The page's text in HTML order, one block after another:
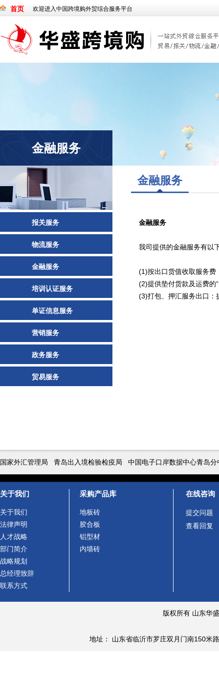
首页 欢迎进入中国跨境购外贸综合服务平台
金融服务
报关服务
物流服务
金融服务
培训认证服务
单证信息服务
营销服务
政务服务
贸易服务
金融服务
金融服务
我司提供的金融服务有以
(1)按出口货值收取服务费
(2)提供垫付货款及运费的
(3)打包、押汇服务出口：
国家外汇管理局 青岛出入境检验检疫局 中国电子口岸数据中心青岛分
关于我们
关于我们
法律声明
人才战略
部门简介
战略规划
总经理致辞
联系方式
采购产品库
地板砖
胶合板
铝型材
内墙砖
在线咨询
提交问题
查看回复
版权所有 山东华
地址： 山东省临沂市罗庄双月门南150米